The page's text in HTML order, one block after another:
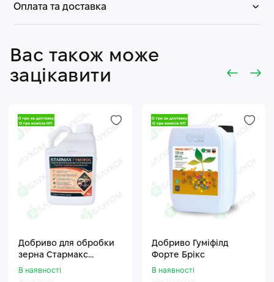
Оплата та доставка
Вас також може
зацікавити
Добриво для обробки
зерна Стармакс
Гуміфос
В наявності
Добриво Гуміфілд
Форте Брікс
В наявності